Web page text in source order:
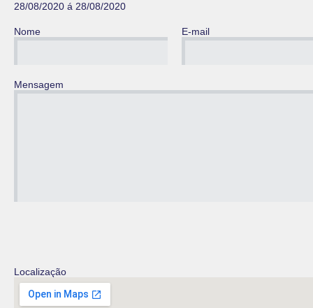
28/08/2020 á 28/08/2020
Nome E-mail
Mensagem
Localização